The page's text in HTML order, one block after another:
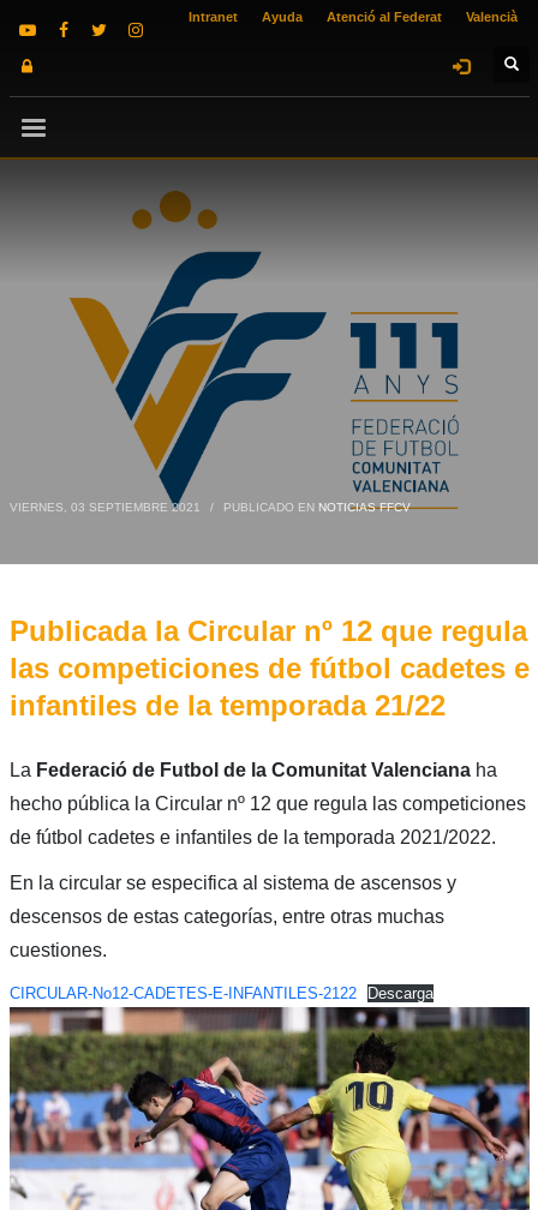
Intranet Ayuda Atenció al Federat Valencià
VIERNES, 03 SEPTIEMBRE 2021 / PUBLICADO EN NOTICIAS FFCV
Publicada la Circular nº 12 que regula
las competiciones de fútbol cadetes e
infantiles de la temporada 21/22
La Federació de Futbol de la Comunitat Valencianaha
hecho pública la Circular nº 12 que regula las competiciones
de fútbol cadetes e infantiles de la temporada 2021/2022.
En la circular se especifica al sistema de ascensos y
descensos de estas categorías, entre otras muchas
cuestiones.
CIRCULAR-No12-CADETES-E-INFANTILES-2122 Descarga